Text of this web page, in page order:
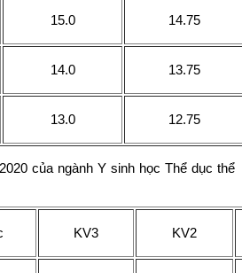
15.0 14.75
14.0 13.75
13.0 12.75
của ngành Y sinh học Thể dục thể
KV3 KV2